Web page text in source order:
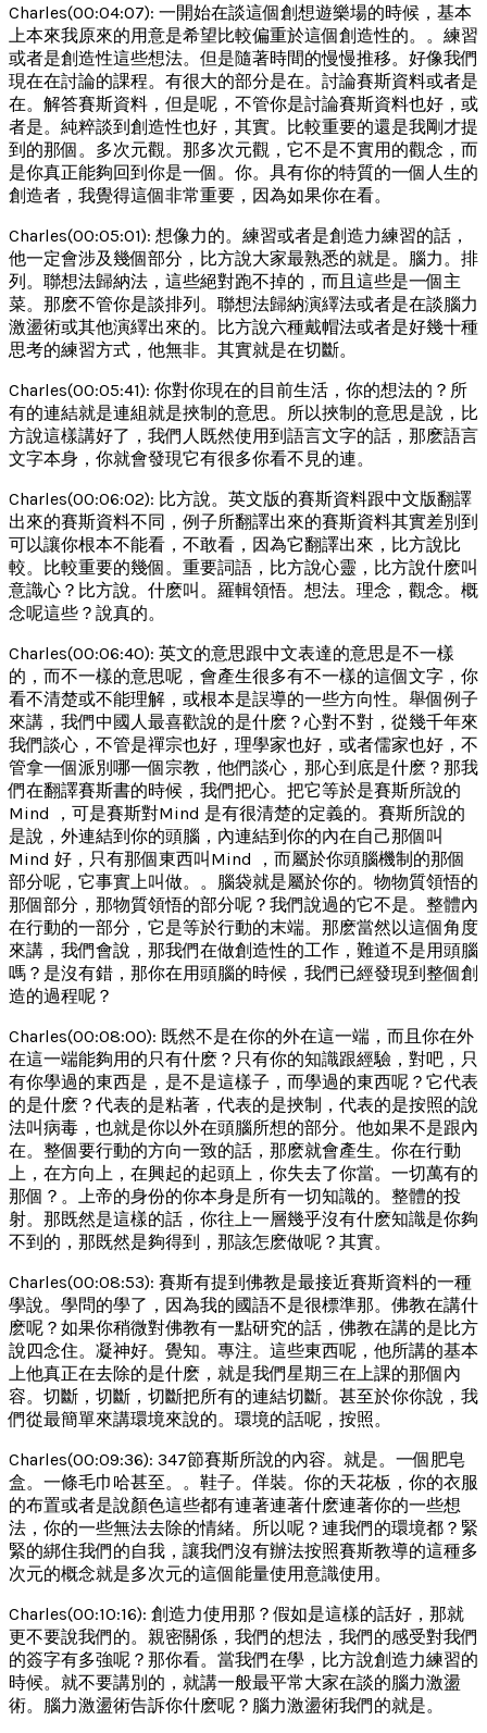
Charles(00:04:07): 一開始在談這個創想遊樂場的時候，基本
上本來我原來的用意是希望比較偏重於這個創造性的。。練習
或者是創造性這些想法。但是隨著時間的慢慢推移。好像我們
現在在討論的課程。有很大的部分是在。討論賽斯資料或者是
在。解答賽斯資料，但是呢，不管你是討論賽斯資料也好，或
者是。純粹談到創造性也好，其實。比較重要的還是我剛才提
到的那個。多次元觀。那多次元觀，它不是不實用的觀念，而
是你真正能夠回到你是一個。你。具有你的特質的一個人生的
創造者，我覺得這個非常重要，因為如果你在看。
Charles(00:05:01): 想像力的。練習或者是創造力練習的話，
他一定會涉及幾個部分，比方說大家最熟悉的就是。腦力。排
列。聯想法歸納法，這些絕對跑不掉的，而且這些是一個主
菜。那麽不管你是談排列。聯想法歸納演繹法或者是在談腦力
激盪術或其他演繹出來的。比方說六種戴帽法或者是好幾十種
思考的練習方式，他無非。其實就是在切斷。
Charles(00:05:41): 你對你現在的目前生活，你的想法的？所
有的連結就是連組就是挾制的意思。所以挾制的意思是說，比
方說這樣講好了，我們人既然使用到語言文字的話，那麽語言
文字本身，你就會發現它有很多你看不見的連。
Charles(00:06:02): 比方說。英文版的賽斯資料跟中文版翻譯
出來的賽斯資料不同，例子所翻譯出來的賽斯資料其實差別到
可以讓你根本不能看，不敢看，因為它翻譯出來，比方說比
較。比較重要的幾個。重要詞語，比方說心靈，比方說什麽叫
意識心？比方說。什麽叫。羅輯領悟。想法。理念，觀念。概
念呢這些？說真的。
Charles(00:06:40): 英文的意思跟中文表達的意思是不一樣
的，而不一樣的意思呢，會產生很多有不一樣的這個文字，你
看不清楚或不能理解，或根本是誤導的一些方向性。舉個例子
來講，我們中國人最喜歡說的是什麽？心對不對，從幾千年來
我們談心，不管是禪宗也好，理學家也好，或者儒家也好，不
管拿一個派別哪一個宗教，他們談心，那心到底是什麽？那我
們在翻譯賽斯書的時候，我們把心。把它等於是賽斯所說的
Mind ，可是賽斯對Mind 是有很清楚的定義的。賽斯所說的
是說，外連結到你的頭腦，內連結到你的內在自己那個叫
Mind 好，只有那個東西叫Mind ，而屬於你頭腦機制的那個
部分呢，它事實上叫做。。腦袋就是屬於你的。物物質領悟的
那個部分，那物質領悟的部分呢？我們說過的它不是。整體內
在行動的一部分，它是等於行動的末端。那麽當然以這個角度
來講，我們會說，那我們在做創造性的工作，難道不是用頭腦
嗎？是沒有錯，那你在用頭腦的時候，我們已經發現到整個創
造的過程呢？
Charles(00:08:00): 既然不是在你的外在這一端，而且你在外
在這一端能夠用的只有什麽？只有你的知識跟經驗，對吧，只
有你學過的東西是，是不是這樣子，而學過的東西呢？它代表
的是什麽？代表的是粘著，代表的是挾制，代表的是按照的說
法叫病毒，也就是你以外在頭腦所想的部分。他如果不是跟內
在。整個要行動的方向一致的話，那麽就會產生。你在行動
上，在方向上，在興起的起頭上，你失去了你當。一切萬有的
那個？。上帝的身份的你本身是所有一切知識的。整體的投
射。那既然是這樣的話，你往上一層幾乎沒有什麽知識是你夠
不到的，那既然是夠得到，那該怎麽做呢？其實。
Charles(00:08:53): 賽斯有提到佛教是最接近賽斯資料的一種
學說。學問的學了，因為我的國語不是很標準那。佛教在講什
麽呢？如果你稍微對佛教有一點研究的話，佛教在講的是比方
說四念住。凝神好。覺知。專注。這些東西呢，他所講的基本
上他真正在去除的是什麽，就是我們星期三在上課的那個內
容。切斷，切斷，切斷把所有的連結切斷。甚至於你你說，我
們從最簡單來講環境來說的。環境的話呢，按照。
Charles(00:09:36): 347節賽斯所說的內容。就是。一個肥皂
盒。一條毛巾哈甚至。。鞋子。佯裝。你的天花板，你的衣服
的布置或者是說顏色這些都有連著連著什麽連著你的一些想
法，你的一些無法去除的情緒。所以呢？連我們的環境都？緊
緊的綁住我們的自我，讓我們沒有辦法按照賽斯教導的這種多
次元的概念就是多次元的這個能量使用意識使用。
Charles(00:10:16): 創造力使用那？假如是這樣的話好，那就
更不要說我們的。親密關係，我們的想法，我們的感受對我們
的簽字有多強呢？那你看。當我們在學，比方說創造力練習的
時候。就不要講別的，就講一般最平常大家在談的腦力激盪
術。腦力激盪術告訴你什麽呢？腦力激盪術我們的就是。